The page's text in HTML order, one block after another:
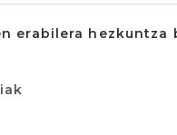
erabilera